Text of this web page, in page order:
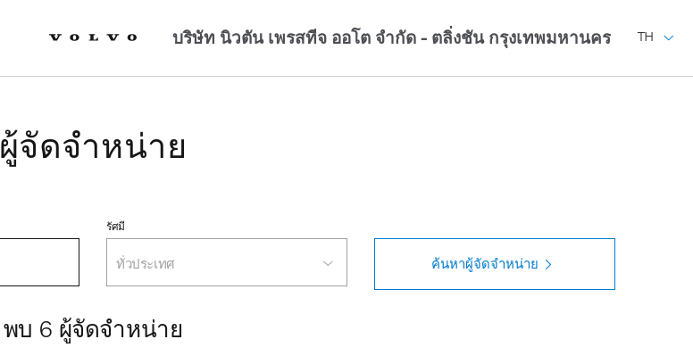
บริษัท นิวตัน เพรสทีจ ออโต จำกัด - ตลิ่งชัน กรุงเทพมหานคร TH
ผู้จัดจำหน่าย
รัศมี
ทั่วประเทศ ค้นหาผู้จัดจำหน่าย
พบ 6 ผู้จัดจำหน่าย